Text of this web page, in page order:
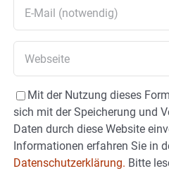
Mit der Nutzung dieses
sich mit der Speicherung und
Daten durch diese Website
Informationen erfahren Sie in
Datenschutzerklärung. Bitte